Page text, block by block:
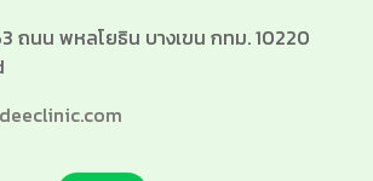
ถนน พหลโยธิน บางเขน กทม. 10220